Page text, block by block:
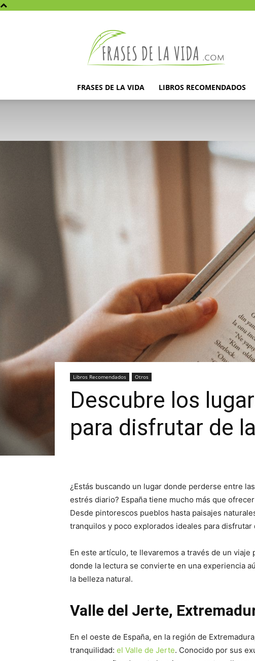
la
vida
FRASES DE LA VIDA LIBROS RECOMENDADOS
Libros Recomendados Otros
Descubre los
para disfrutar de
¿Estás buscando un lugar donde perderse entre
estrés diario? España tiene mucho más que
Desde pintorescos pueblos hasta paisajes
tranquilos y poco explorados ideales para disfrutar
En este artículo, te llevaremos a través de un
donde la lectura se convierte en una experiencia
la belleza natural.
Valle del Jerte,
En el oeste de España, en la región de
tranquilidad: el Valle de Jerte. Conocido por sus